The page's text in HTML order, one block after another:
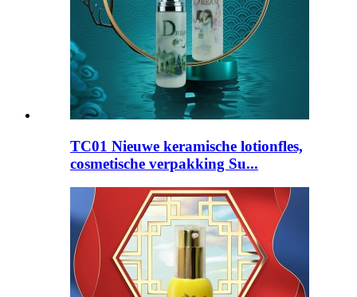
TC01 Nieuwe keramische lotionfles,
cosmetische verpakking Su...